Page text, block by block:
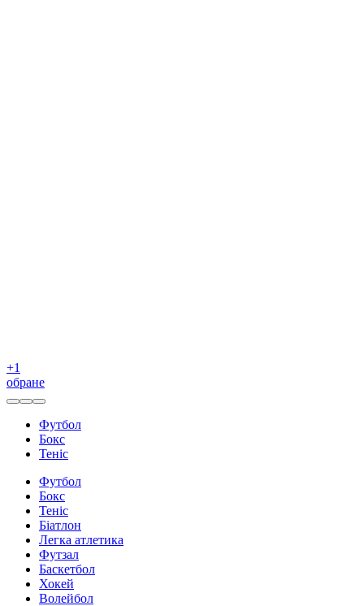
+1
обране
Футбол
Бокс
Теніс
Футбол
Бокс
Теніс
Біатлон
Легка атлетика
Футзал
Баскетбол
Хокей
Волейбол